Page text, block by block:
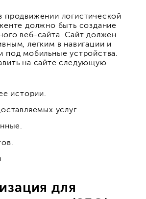
логистической
должно быть создание
веб-сайта. Сайт должен
легким в навигации и
под мобильные устройства.
на сайте следующую
истории.
услуг.
для